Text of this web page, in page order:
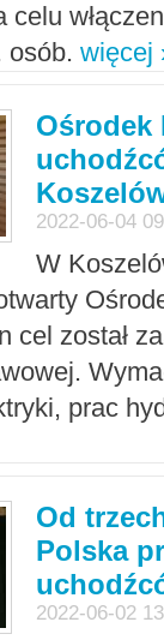
celu
osób. więcej
Ośrodek
2022-06-04
W
cel został
prac
Od
Polska
2022-06-02